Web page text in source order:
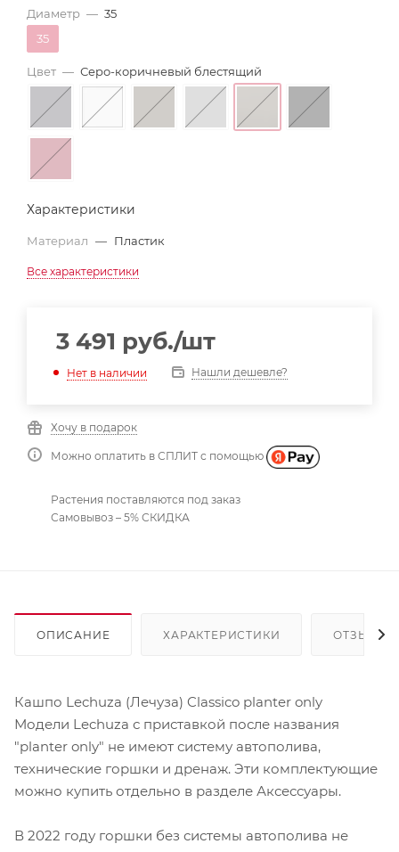
Диаметр — 35
35
Цвет — Серо-коричневый блестящий
Характеристики
Материал — Пластик
Все характеристики
3 491 руб./шт
Нет в наличии Нашли дешевле?
Хочу в подарок
Можно оплатить в СПЛИТ с помощью
Растения поставляются под заказ
Самовывоз – 5% СКИДКА
ОПИСАНИЕ ХАРАКТЕРИСТИКИ ОТЗЫВЫ
Кашпо Lechuza (Лечуза) Classico planter only
Модели Lechuza с приставкой после названия
"planter only" не имеют систему автополива,
технические горшки и дренаж. Эти комплектующие
можно купить отдельно в разделе Аксессуары.
В 2022 году горшки без системы автополива не